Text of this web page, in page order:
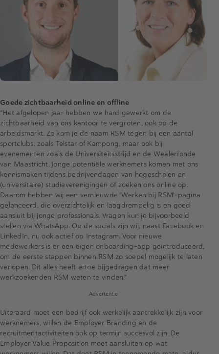
Goede zichtbaarheid online en offline
“Het afgelopen jaar hebben we hard gewerkt om de
zichtbaarheid van ons kantoor te vergroten, ook op de
arbeidsmarkt. Zo kom je de naam RSM tegen bij een aantal
sportclubs, zoals Telstar of Kampong, maar ook bij
evenementen zoals de Universiteitsstrijd en de Wealerronde
van Maastricht. Jonge potentiële werknemers komen met ons
kennismaken tijdens bedrijvendagen van hogescholen en
(universitaire) studieverenigingen of zoeken ons online op.
Daarom hebben wij een vernieuwde 'Werken bij RSM'-pagina
gelanceerd, die overzichtelijk en laagdrempelig is en goed
aansluit bij jonge professionals. Vragen kun je bijvoorbeeld
stellen via WhatsApp. Op de socials zijn wij, naast Facebook en
LinkedIn, nu ook actief op Instagram. Voor nieuwe
medewerkers is er een eigen onboarding-app geïntroduceerd,
om de eerste stappen binnen RSM zo soepel mogelijk te laten
verlopen. Dit alles heeft ertoe bijgedragen dat meer
werkzoekenden RSM weten te vinden."
Advertentie
Uiteraard moet een bedrijf ook werkelijk aantrekkelijk zijn voor
werknemers, willen de Employer Branding en de
recruitmentactiviteiten ook op termijn succesvol zijn. De
Employer Value Proposition moet aansluiten op wat